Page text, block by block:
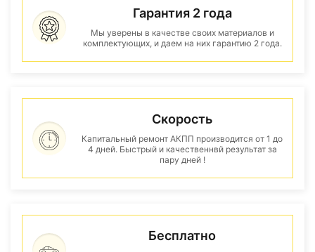
Гарантия 2 года
Мы уверены в качестве своих материалов и
комплектующих, и даем на них гарантию 2 года.
Скорость
Капитальный ремонт АКПП производится от 1 до
4 дней. Быстрый и качественнвй результат за
пару дней !
Бесплатно